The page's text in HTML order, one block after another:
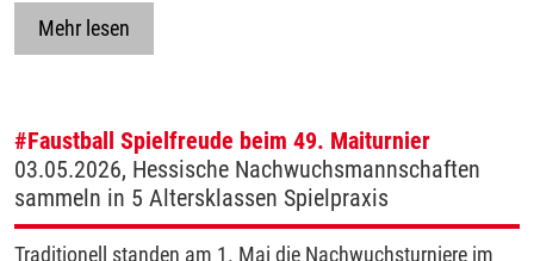
Mehr lesen
#Faustball Spielfreude beim 49. Maiturnier
03.05.2026, Hessische Nachwuchsmannschaften
sammeln in 5 Altersklassen Spielpraxis
Traditionell standen am 1. Mai die Nachwuchsturniere im